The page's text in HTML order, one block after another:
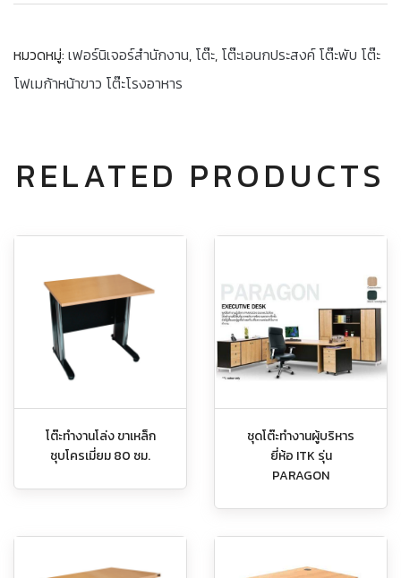
หมวดหมู่: เฟอร์นิเจอร์สำนักงาน, โต๊ะ, โต๊ะเอนกประสงค์ โต๊ะพับ โต๊ะ
โฟเมก้าหน้าขาว โต๊ะโรงอาหาร
RELATED PRODUCTS
โต๊ะทำงานโล่ง ขาเหล็ก
ชุบโครเมี่ยม 80 ซม.
ชุดโต๊ะทำงานผู้บริหาร
ยี่ห้อ ITK รุ่น
PARAGON